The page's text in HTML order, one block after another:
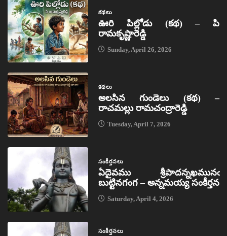
కథలు
ఊరి పిల్లోడు (కథ) – పి
రామకృష్ణారెడ్డి
Sunday, April 26, 2026
కథలు
అలసిన గుండెలు (కథ) –
రాచమల్లు రామచంద్రారెడ్డి
Tuesday, April 7, 2026
సంకీర్తనలు
ఏదైవము శ్రీపాదన్నఖమునఁ
బుట్టినగంగ – అన్నమయ్య సంకీర్తన
Saturday, April 4, 2026
సంకీర్తనలు